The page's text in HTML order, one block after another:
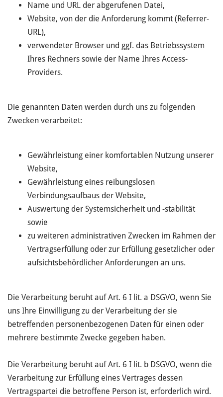
Name und URL der abgerufenen Datei,
Website, von der die Anforderung kommt (Referrer-
URL),
verwendeter Browser und ggf. das Betriebssystem
Ihres Rechners sowie der Name Ihres Access-
Providers.
Die genannten Daten werden durch uns zu folgenden
Zwecken verarbeitet:
Gewährleistung einer komfortablen Nutzung unserer
Website,
Gewährleistung eines reibungslosen
Verbindungsaufbaus der Website,
Auswertung der Systemsicherheit und -stabilität
sowie
zu weiteren administrativen Zwecken im Rahmen der
Vertragserfüllung oder zur Erfüllung gesetzlicher oder
aufsichtsbehördlicher Anforderungen an uns.
Die Verarbeitung beruht auf Art. 6 I lit. a DSGVO, wenn Sie
uns Ihre Einwilligung zu der Verarbeitung der sie
betreffenden personenbezogenen Daten für einen oder
mehrere bestimmte Zwecke gegeben haben.
Die Verarbeitung beruht auf Art. 6 I lit. b DSGVO, wenn die
Verarbeitung zur Erfüllung eines Vertrages dessen
Vertragspartei die betroffene Person ist, erforderlich wird.